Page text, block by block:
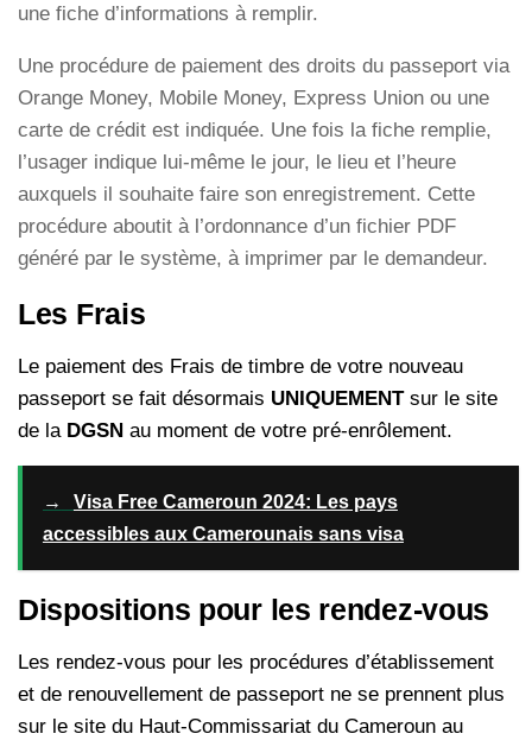
une fiche d’informations à remplir.
Une procédure de paiement des droits du passeport via
Orange Money, Mobile Money, Express Union ou une
carte de crédit est indiquée. Une fois la fiche remplie,
l’usager indique lui-même le jour, le lieu et l’heure
auxquels il souhaite faire son enregistrement. Cette
procédure aboutit à l’ordonnance d’un fichier PDF
généré par le système, à imprimer par le demandeur.
Les Frais
Le paiement des Frais de timbre de votre nouveau
passeport se fait désormais UNIQUEMENTsur le site
de la DGSN au moment de votre pré-enrôlement.
→
Visa Free Cameroun 2024: Les pays
accessibles aux Camerounais sans visa
Dispositions pour les rendez-vous
Les rendez-vous pour les procédures d’établissement
et de renouvellement de passeport ne se prennent plus
sur le site du Haut-Commissariat du Cameroun au